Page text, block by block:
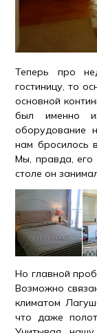
Теперь про
гостиницу, то
основной
был именно
оборудование
нам бросилось
Мы, правда, его
столе он
Но главной
Возможно
климатом
что даже